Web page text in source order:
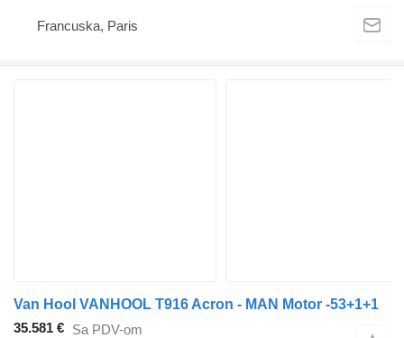
Francuska, Paris
Van Hool VANHOOL T916 Acron - MAN Motor -53+1+1
35.581 € Sa PDV-om